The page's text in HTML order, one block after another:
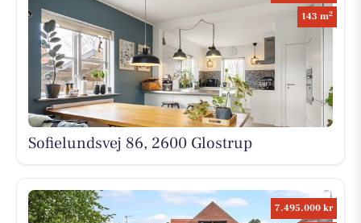
143 m2
Sofielundsvej 86, 2600 Glostrup
7.495.000 kr